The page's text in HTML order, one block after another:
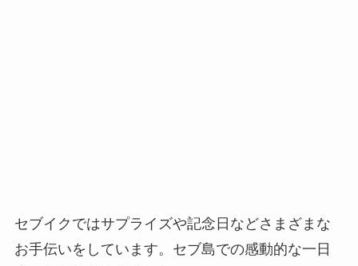
セブイクではサプライズや記念日などさまざまな
お手伝いをしています。セブ島での感動的な一日